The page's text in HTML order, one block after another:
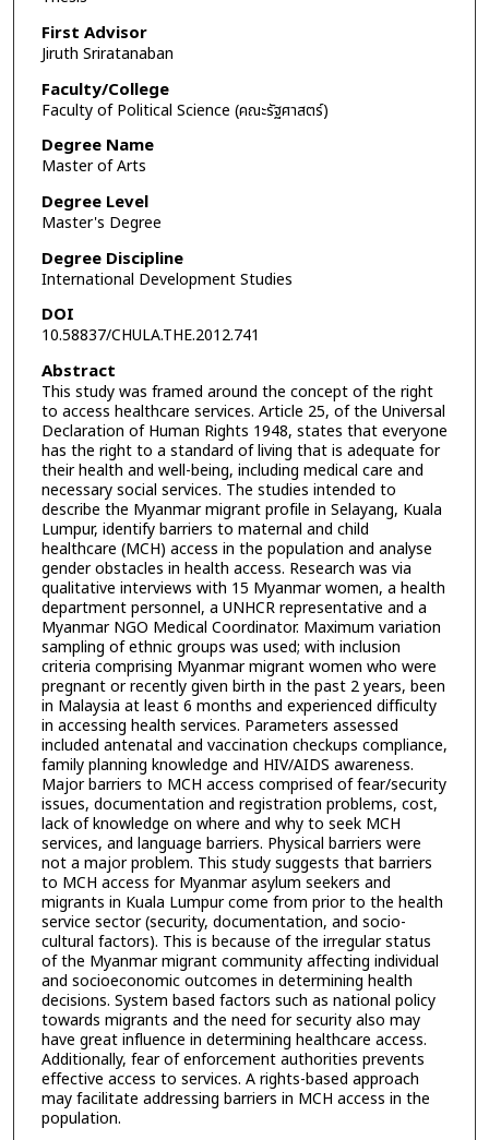
First Advisor
Jiruth Sriratanaban
Faculty/College
Faculty of Political Science (คณะรัฐศาสตร์)
Degree Name
Master of Arts
Degree Level
Master's Degree
Degree Discipline
International Development Studies
DOI
10.58837/CHULA.THE.2012.741
Abstract
This study was framed around the concept of the right
to access healthcare services. Article 25, of the Universal
Declaration of Human Rights 1948, states that everyone
has the right to a standard of living that is adequate for
their health and well-being, including medical care and
necessary social services. The studies intended to
describe the Myanmar migrant profile in Selayang, Kuala
Lumpur, identify barriers to maternal and child
healthcare (MCH) access in the population and analyse
gender obstacles in health access. Research was via
qualitative interviews with 15 Myanmar women, a health
department personnel, a UNHCR representative and a
Myanmar NGO Medical Coordinator. Maximum variation
sampling of ethnic groups was used; with inclusion
criteria comprising Myanmar migrant women who were
pregnant or recently given birth in the past 2 years, been
in Malaysia at least 6 months and experienced difficulty
in accessing health services. Parameters assessed
included antenatal and vaccination checkups compliance,
family planning knowledge and HIV/AIDS awareness.
Major barriers to MCH access comprised of fear/security
issues, documentation and registration problems, cost,
lack of knowledge on where and why to seek MCH
services, and language barriers. Physical barriers were
not a major problem. This study suggests that barriers
to MCH access for Myanmar asylum seekers and
migrants in Kuala Lumpur come from prior to the health
service sector (security, documentation, and socio-
cultural factors). This is because of the irregular status
of the Myanmar migrant community affecting individual
and socioeconomic outcomes in determining health
decisions. System based factors such as national policy
towards migrants and the need for security also may
have great influence in determining healthcare access.
Additionally, fear of enforcement authorities prevents
effective access to services. A rights-based approach
may facilitate addressing barriers in MCH access in the
population.